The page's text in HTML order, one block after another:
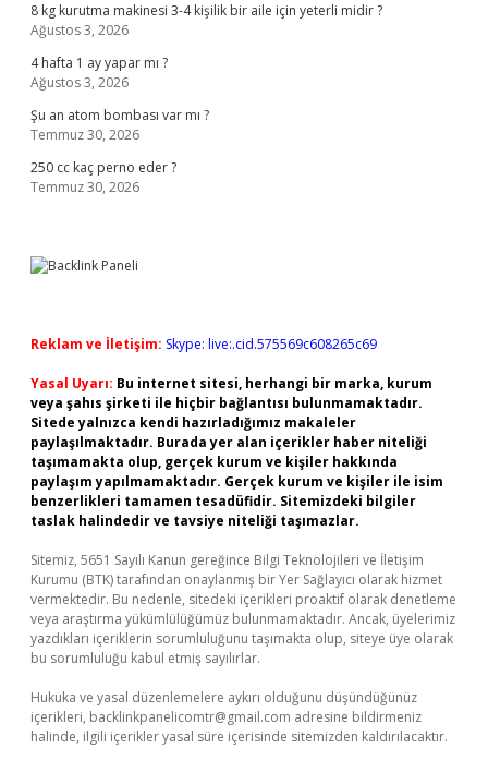
8 kg kurutma makinesi 3-4 kişilik bir aile için yeterli midir ?
Ağustos 3, 2026
4 hafta 1 ay yapar mı ?
Ağustos 3, 2026
Şu an atom bombası var mı ?
Temmuz 30, 2026
250 cc kaç perno eder ?
Temmuz 30, 2026
Reklam ve İletişim: Skype: live:.cid.575569c608265c69
Yasal Uyarı: Bu internet sitesi, herhangi bir marka, kurum
veya şahıs şirketi ile hiçbir bağlantısı bulunmamaktadır.
Sitede yalnızca kendi hazırladığımız makaleler
paylaşılmaktadır. Burada yer alan içerikler haber niteliği
taşımamakta olup, gerçek kurum ve kişiler hakkında
paylaşım yapılmamaktadır. Gerçek kurum ve kişiler ile isim
benzerlikleri tamamen tesadüfidir. Sitemizdeki bilgiler
taslak halindedir ve tavsiye niteliği taşımazlar.
Sitemiz, 5651 Sayılı Kanun gereğince Bilgi Teknolojileri ve İletişim
Kurumu (BTK) tarafından onaylanmış bir Yer Sağlayıcı olarak hizmet
vermektedir. Bu nedenle, sitedeki içerikleri proaktif olarak denetleme
veya araştırma yükümlülüğümüz bulunmamaktadır. Ancak, üyelerimiz
yazdıkları içeriklerin sorumluluğunu taşımakta olup, siteye üye olarak
bu sorumluluğu kabul etmiş sayılırlar.
Hukuka ve yasal düzenlemelere aykırı olduğunu düşündüğünüz
içerikleri, backlinkpanelicomtr@gmail.com adresine bildirmeniz
halinde, ilgili içerikler yasal süre içerisinde sitemizden kaldırılacaktır.